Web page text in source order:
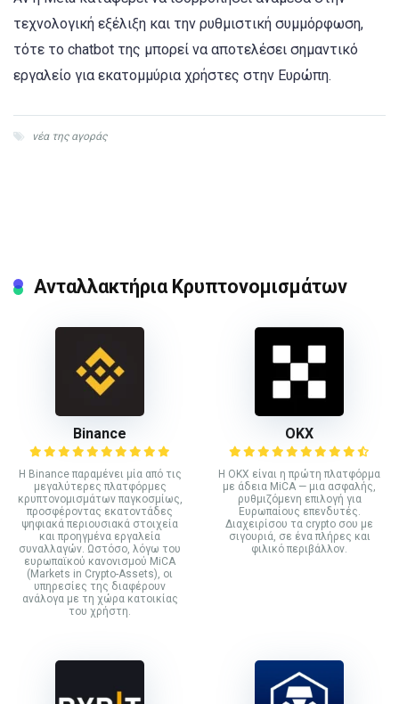
τεχνολογική εξέλιξη και την ρυθμιστική συμμόρφωση,
τότε το chatbot της μπορεί να αποτελέσει σημαντικό
εργαλείο για εκατομμύρια χρήστες στην Ευρώπη.
νέα της αγοράς
Ανταλλακτήρια Κρυπτονομισμάτων
Binance
Η Binance παραμένει μία από τις
μεγαλύτερες πλατφόρμες
κρυπτονομισμάτων παγκοσμίως,
προσφέροντας εκατοντάδες
ψηφιακά περιουσιακά στοιχεία
και προηγμένα εργαλεία
συναλλαγών. Ωστόσο, λόγω του
ευρωπαϊκού κανονισμού MiCA
(Markets in Crypto-Assets), οι
υπηρεσίες της διαφέρουν
ανάλογα με τη χώρα κατοικίας
του χρήστη.
ΟΚΧ
Η OKX είναι η πρώτη πλατφόρμα
με άδεια MiCA — μια ασφαλής,
ρυθμιζόμενη επιλογή για
Ευρωπαίους επενδυτές.
Διαχειρίσου τα crypto σου με
σιγουριά, σε ένα πλήρες και
φιλικό περιβάλλον.